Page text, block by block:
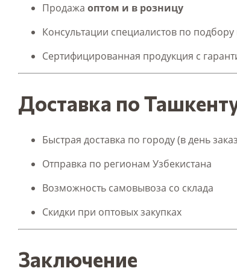
Продажа оптом и в розницу
Консультации специалистов по
Сертифицированная продукция с
Доставка по
Быстрая доставка по городу (в день
Отправка по регионам Узбекистана
Возможность самовывоза со склада
Скидки при оптовых закупках
Заключение